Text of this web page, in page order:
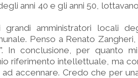
anni 40 e gli anni 50,
amministratori locali
Penso a Renato
In conclusione, per quanto
riferimento intellettuale, ma
accennare. Credo che per